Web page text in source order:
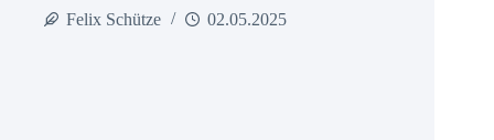
Felix Schütze
02.05.2025